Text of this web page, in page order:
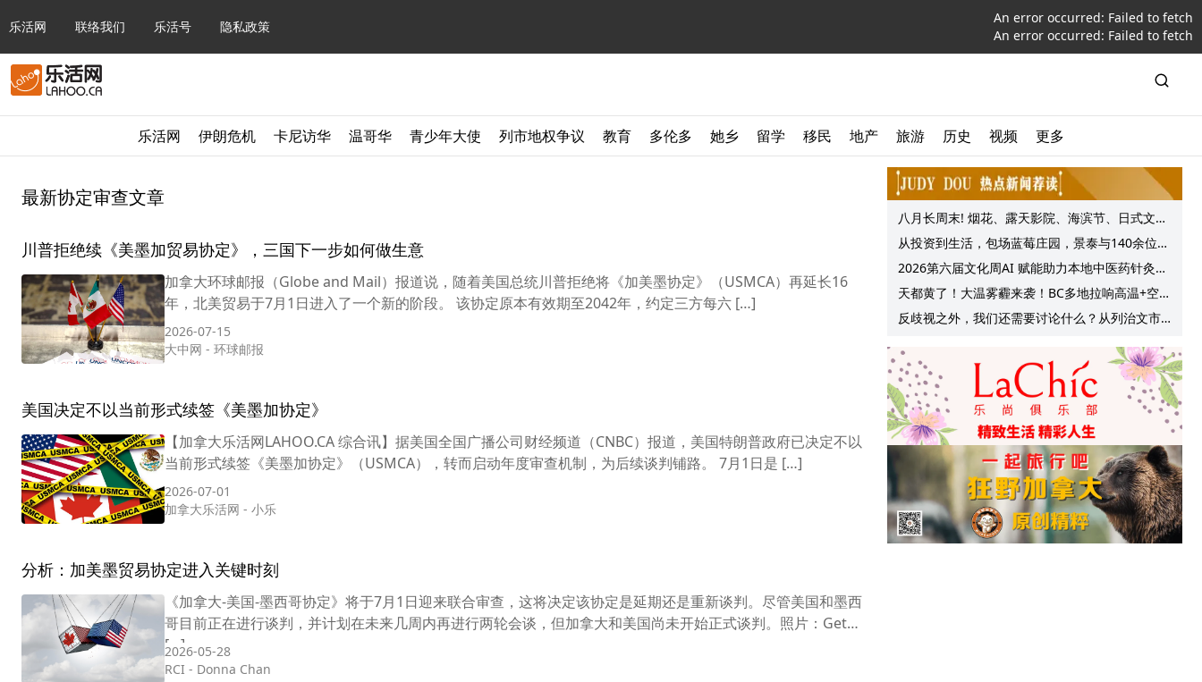
乐活网 联络我们 乐活号 隐私政策
An error occurred: Failed to fetch
An error occurred: Failed to fetch
乐活网 伊朗危机 卡尼访华 温哥华 青少年大使 列市地权争议 教育 多伦多 她乡 留学 移民 地产 旅游 历史 视频 更多
最新协定审查文章
川普拒绝续《美墨加贸易协定》，三国下一步如何做生意
加拿大环球邮报（Globe and Mail）报道说，随着美国总统川普拒绝将《加美墨协定》（USMCA）再延长16
年，北美贸易于7月1日进入了一个新的阶段。 该协定原本有效期至2042年，约定三方每六 […]
2026-07-15
大中网 - 环球邮报
美国决定不以当前形式续签《美墨加协定》
【加拿大乐活网LAHOO.CA 综合讯】据美国全国广播公司财经频道（CNBC）报道，美国特朗普政府已决定不以
当前形式续签《美墨加协定》（USMCA），转而启动年度审查机制，为后续谈判铺路。 7月1日是 […]
2026-07-01
加拿大乐活网 - 小乐
分析：加美墨贸易协定进入关键时刻
《加拿大-美国-墨西哥协定》将于7月1日迎来联合审查，这将决定该协定是延期还是重新谈判。尽管美国和墨西
哥目前正在进行谈判，并计划在未来几周内再进行两轮会谈，但加拿大和美国尚未开始正式谈判。照片：Get
[…]
2026-05-28
RCI - Donna Chan
八月长周末! 烟花、露天影院、海滨节、日式文化
节庆, 大温哥华各种精彩活动上线!
从投资到生活，包场蓝莓庄园，景泰与140余位客
户共享夏日”莓”好时光
2026第六届文化周AI 赋能助力本地中医药针灸服
务提质升级
天都黄了！大温雾霾来袭！BC多地拉响高温+空气
质量预警 最高可达35°C！
反歧视之外，我们还需要讨论什么？从列治文市